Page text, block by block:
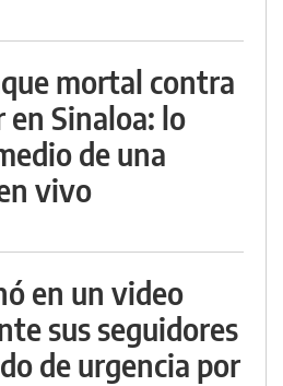
mortal contra
Sinaloa: lo
de una
vivo
en un video
sus seguidores
de urgencia por